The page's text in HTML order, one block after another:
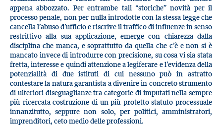
appena abbozzato. Per entrambe tali “storiche” novità per il
processo penale, non per nulla introdotte con la stessa legge che
cancella l’abuso d’ufficio e riscrive il traffico di influenze in senso
restrittivo alla sua applicazione, emerge con chiarezza dalla
disciplina che manca, e soprattutto da quella che c’è e non si è
mancato invece di introdurre con precisione, su cosa vi sia stata
fretta, interesse e quindi attenzione a legiferare e l’evidenza della
potenzialità di due istituti di cui nessuno può in astratto
contestare la natura garantista a divenire in concreto strumento
di ulteriori diseguaglianze tra categorie di imputati nella sempre
più ricercata costruzione di un più protetto statuto processuale
innanzitutto, seppure non solo, per politici, amministratori,
imprenditori, ceto medio delle professioni.